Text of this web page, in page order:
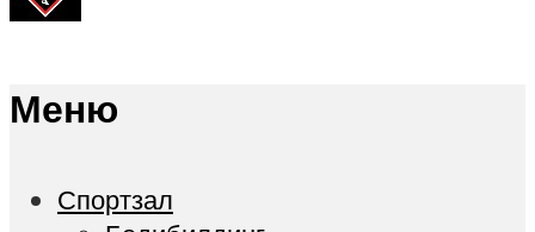
Меню
Спортзал